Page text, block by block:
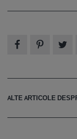
ALTE ARTICOLE